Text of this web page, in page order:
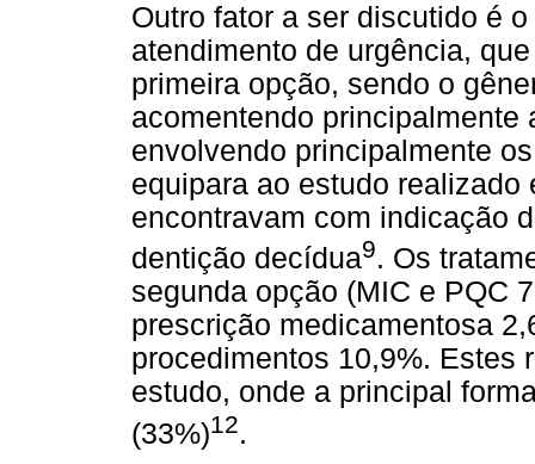
Outro fator a ser discutido é
atendimento de urgência,
primeira opção, sendo o
acomentendo principalmente
envolvendo principalmente
equipara ao estudo
encontravam com indicação
dentição decídua9. Os
segunda opção (MIC e PQC
prescrição medicamentosa
procedimentos 10,9%. Estes
estudo, onde a principal
(33%)12.